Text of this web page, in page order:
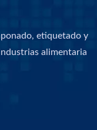
etiquetado y
alimentaria